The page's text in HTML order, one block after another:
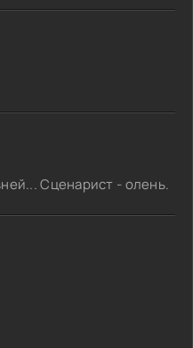
Сценарист - олень.